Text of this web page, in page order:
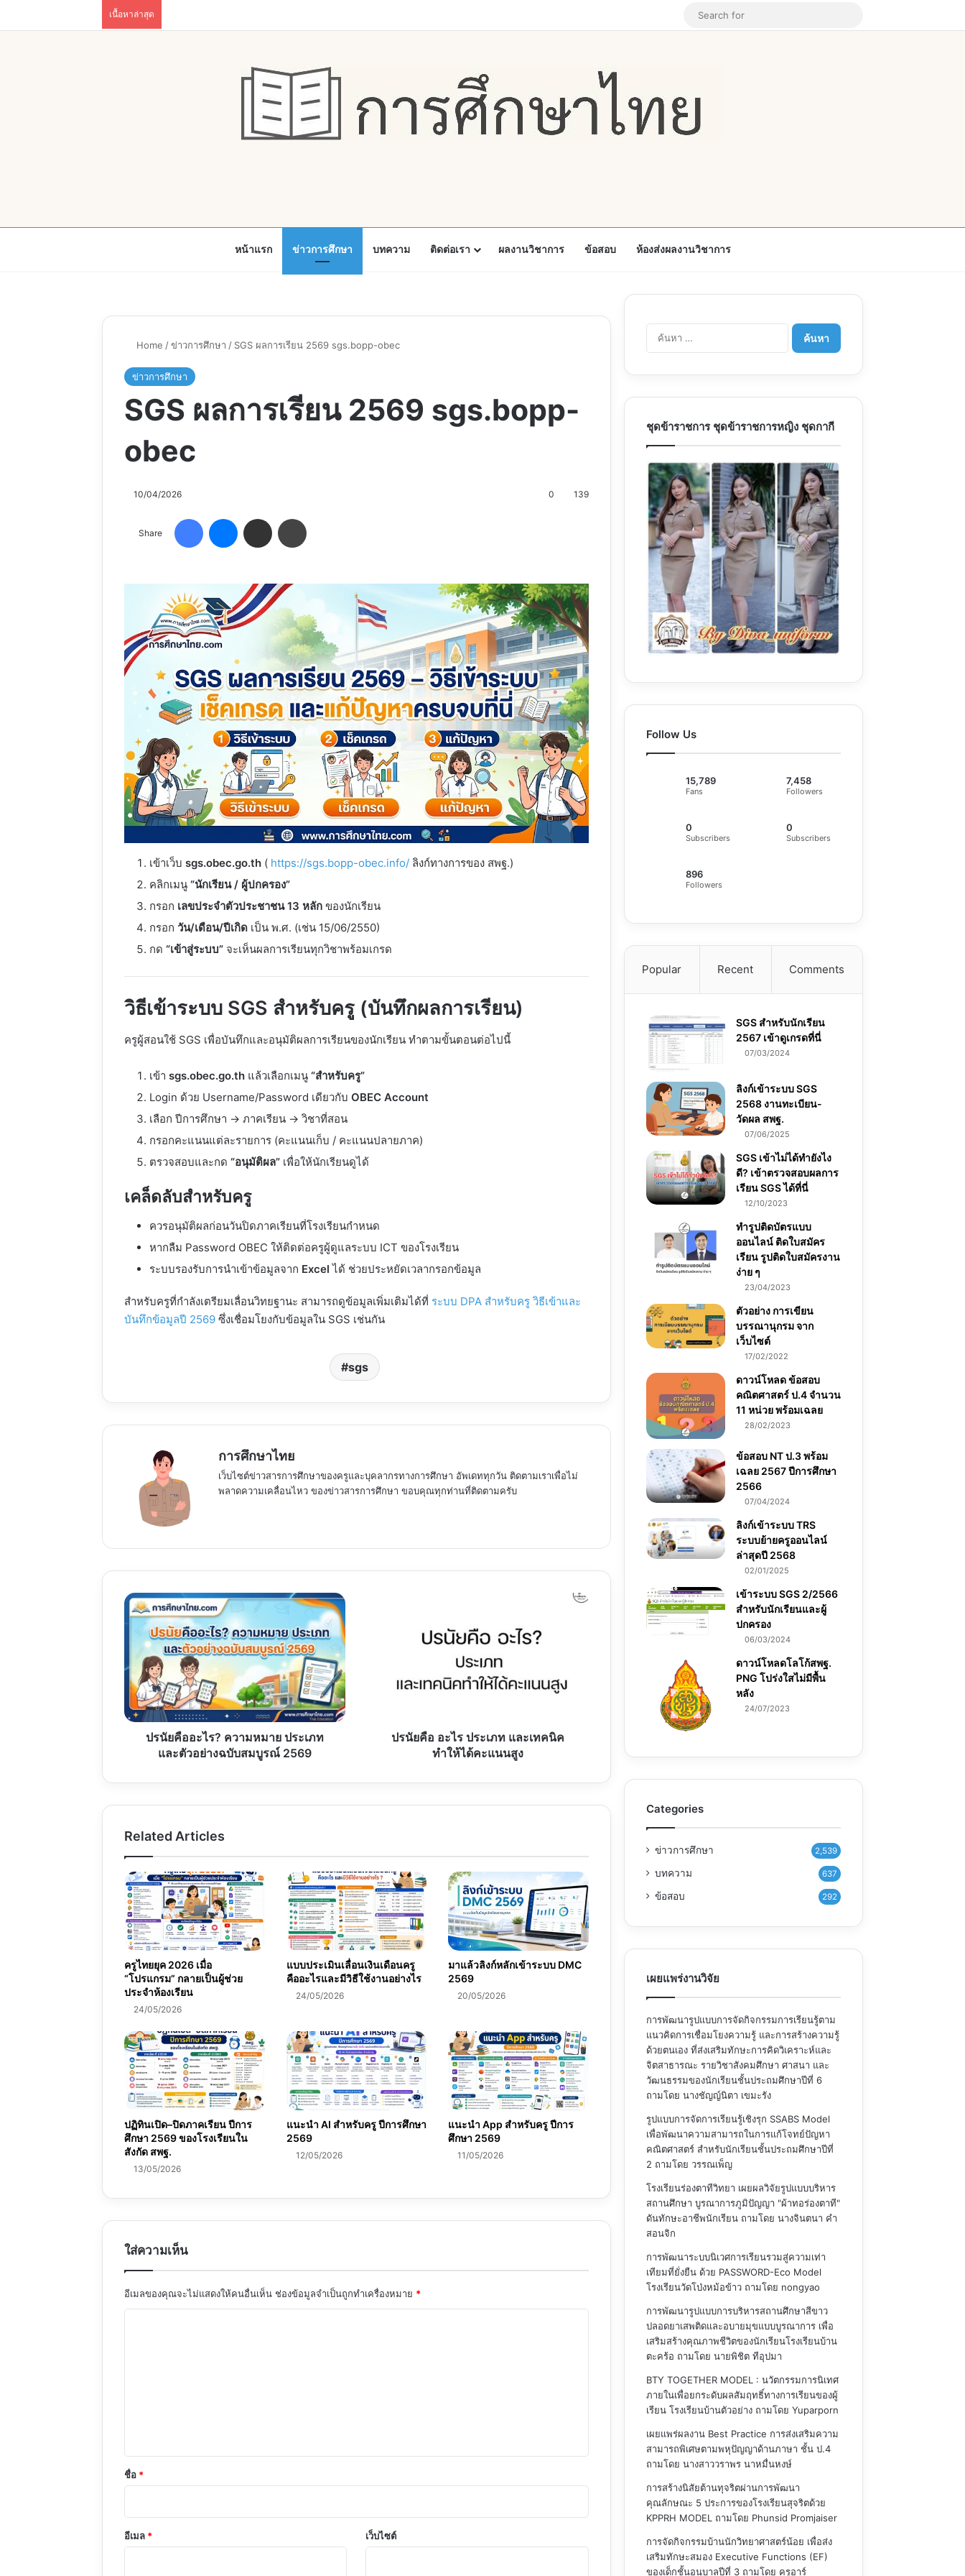
เนื้อหาล่าสุด Instagram
Random Article
หน้าแรก ข่าวการศึกษา บทความ ติดต่อเรา ผลงานวิชาการ ข้อสอบ ห้องส่งผลงานวิชาการ
Home /ข่าวการศึกษา / SGS ผลการเรียน 2569 sgs.bopp-obec
ข่าวการศึกษา
SGS ผลการเรียน 2569 sgs.bopp-
obec
10/04/2026 0 139
Share
FacebookMessenger
Share via Email
เข้าเว็บ sgs.obec.go.th ( https://sgs.bopp-obec.info/ ลิงก์ทางการของ สพฐ.)
คลิกเมนู “นักเรียน / ผู้ปกครอง”
กรอก เลขประจำตัวประชาชน 13 หลัก ของนักเรียน
กรอก วัน/เดือน/ปีเกิด เป็น พ.ศ. (เช่น 15/06/2550)
กด “เข้าสู่ระบบ” จะเห็นผลการเรียนทุกวิชาพร้อมเกรด
วิธีเข้าระบบ SGS สำหรับครู (บันทึกผลการเรียน)
ครูผู้สอนใช้ SGS เพื่อบันทึกและอนุมัติผลการเรียนของนักเรียน ทำตามขั้นตอนต่อไปนี้
เข้า sgs.obec.go.th แล้วเลือกเมนู “สำหรับครู”
Login ด้วย Username/Password เดียวกับ OBEC Account
เลือก ปีการศึกษา → ภาคเรียน → วิชาที่สอน
กรอกคะแนนแต่ละรายการ (คะแนนเก็บ / คะแนนปลายภาค)
ตรวจสอบและกด “อนุมัติผล” เพื่อให้นักเรียนดูได้
เคล็ดลับสำหรับครู
ควรอนุมัติผลก่อนวันปิดภาคเรียนที่โรงเรียนกำหนด
หากลืม Password OBEC ให้ติดต่อครูผู้ดูแลระบบ ICT ของโรงเรียน
ระบบรองรับการนำเข้าข้อมูลจาก Excel ได้ ช่วยประหยัดเวลากรอกข้อมูล
สำหรับครูที่กำลังเตรียมเลื่อนวิทยฐานะ สามารถดูข้อมูลเพิ่มเติมได้ที่ ระบบ DPA สำหรับครู วิธีเข้าและ
บันทึกข้อมูลปี 2569 ซึ่งเชื่อมโยงกับข้อมูลใน SGS เช่นกัน
sgs
การศึกษาไทย
เว็บไซต์ข่าวสารการศึกษาของครูและบุคลากรทางการศึกษา อัพเดททุกวัน ติดตามเราเพื่อไม่
พลาดความเคลื่อนไหว ของข่าวสารการศึกษา ขอบคุณทุกท่านที่ติดตามครับ
ปรนัย
คือ
อะไร?
ความ
หมาย
ประเภท
และ
ตัวอย่าง
ฉบับ
สมบูรณ์ปรนัยคืออะไร? ความหมาย ประเภท
และตัวอย่างฉบับสมบูรณ์ 2569
ปรนัยคือ อะไร ประเภท และเทคนิค
ทำให้ได้คะแนนสูง
Related Articles
ครูไทยยุค 2026 เมื่อ
“โปรแกรม” กลายเป็นผู้ช่วย
ประจำห้องเรียน
24/05/2026
แบบประเมินเลื่อนเงินเดือนครู
คืออะไรและมีวิธีใช้งานอย่างไร
24/05/2026
มาแล้วลิงก์หลักเข้าระบบ DMC
2569
20/05/2026
ปฏิทินเปิด–ปิดภาคเรียน ปีการ
ศึกษา 2569 ของโรงเรียนใน
สังกัด สพฐ.
13/05/2026
แนะนำ AI สำหรับครู ปีการศึกษา
2569
12/05/2026
แนะนำ App สำหรับครู ปีการ
ศึกษา 2569
11/05/2026
ใส่ความเห็น
อีเมลของคุณจะไม่แสดงให้คนอื่นเห็น ช่องข้อมูลจำเป็นถูกทำเครื่องหมาย *
*
ชื่อ *
อีเมล * เว็บไซต์
ค้นหา
สำหรับ:
ชุดข้าราชการ ชุดข้าราชการหญิง ชุดกากี
Follow Us
15,789
Fans
7,458
Followers
0
Subscribers
0
Subscribers
896
Followers
Popular Recent Comments
SGS สําหรับนักเรียน
2567 เข้าดูเกรดที่นี่
07/03/2024
ลิงก์เข้าระบบ SGS
2568 งานทะเบียน-
วัดผล สพฐ.
07/06/2025
SGS เข้าไม่ได้ทำยังไง
ดี? เข้าตรวจสอบผลการ
เรียน SGS ได้ที่นี่
12/10/2023
ทำรูปติดบัตรแบบ
ออนไลน์ ติดใบสมัคร
เรียน รูปติดใบสมัครงาน
ง่าย ๆ
23/04/2023
ตัวอย่าง การเขียน
บรรณานุกรม จาก
เว็บไซต์
17/02/2022
ดาวน์โหลด ข้อสอบ
คณิตศาสตร์ ป.4 จำนวน
11 หน่วย พร้อมเฉลย
28/02/2023
ข้อสอบ NT ป.3 พร้อม
เฉลย 2567 ปีการศึกษา
2566
07/04/2024
ลิงก์เข้าระบบ TRS
ระบบย้ายครูออนไลน์
ล่าสุดปี 2568
02/01/2025
เข้าระบบ SGS 2/2566
สำหรับนักเรียนและผู้
ปกครอง
06/03/2024
ดาวน์โหลดโลโก้สพฐ.
PNG โปร่งใสไม่มีพื้น
หลัง
24/07/2023
Categories
ข่าวการศึกษา 2,539
บทความ 637
ข้อสอบ 292
เผยแพร่งานวิจัย
การพัฒนารูปแบบการจัดกิจกรรมการเรียนรู้ตาม
แนวคิดการเชื่อมโยงความรู้ และการสร้างความรู้
ด้วยตนเอง ที่ส่งเสริมทักษะการคิดวิเคราะห์และ
จิตสาธารณะ รายวิชาสังคมศึกษา ศาสนา และ
วัฒนธรรมของนักเรียนชั้นประถมศึกษาปีที่ 6
ถามโดย นางชัญญ์นิตา เขมะรัง
รูปแบบการจัดการเรียนรู้เชิงรุก SSABS Model
เพื่อพัฒนาความสามารถในการแก้โจทย์ปัญหา
คณิตศาสตร์ สำหรับนักเรียนชั้นประถมศึกษาปีที่
2 ถามโดย วรรณเพ็ญ
โรงเรียนร่องตาทีวิทยา เผยผลวิจัยรูปแบบบริหาร
สถานศึกษา บูรณาการภูมิปัญญา "ผ้าทอร่องตาที"
ดันทักษะอาชีพนักเรียนถามโดย นางจินตนา คำ
สอนจิก
การพัฒนาระบบนิเวศการเรียนรวมสู่ความเท่า
เทียมที่ยั่งยืน ด้วย PASSWORD-Eco Model
โรงเรียนวัดโป่งหม้อข้าวถามโดย nongyao
การพัฒนารูปแบบการบริหารสถานศึกษาสีขาว
ปลอดยาเสพติดและอบายมุขแบบบูรณาการ เพื่อ
เสริมสร้างคุณภาพชีวิตของนักเรียนโรงเรียนบ้าน
ตะคร้อ ถามโดย นายพิชิต ทีอุปมา
BTY TOGETHER MODEL : นวัตกรรมการนิเทศ
ภายในเพื่อยกระดับผลสัมฤทธิ์ทางการเรียนของผู้
เรียน โรงเรียนบ้านตัวอย่างถามโดย Yuparporn
เผยแพร่ผลงาน Best Practice การส่งเสริมความ
สามารถพิเศษตามพหุปัญญาด้านภาษา ชั้น ป.4
ถามโดย นางสาววราพร นาหมื่นหงษ์
การสร้างนิสัยต้านทุจริตผ่านการพัฒนา
คุณลักษณะ 5 ประการของโรงเรียนสุจริตด้วย
KPPRH MODELถามโดย Phunsid Promjaiser
การจัดกิจกรรมบ้านนักวิทยาศาสตร์น้อย เพื่อส่ง
เสริมทักษะสมอง Executive Functions (EF)
ของเด็กชั้นอนุบาลปีที่ 3ถามโดย ครูอาร์